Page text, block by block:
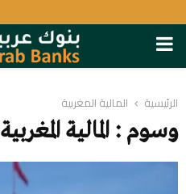
PRIMARY
MENU
الرئيسية المالية المغربية
وسوم : المالية المغربية